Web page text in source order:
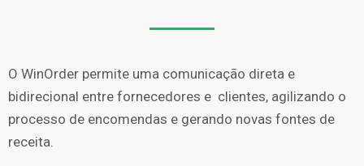
O WinOrder permite uma comunicação direta e
bidirecional entre fornecedores e clientes, agilizando o
processo de encomendas e gerando novas fontes de
receita.